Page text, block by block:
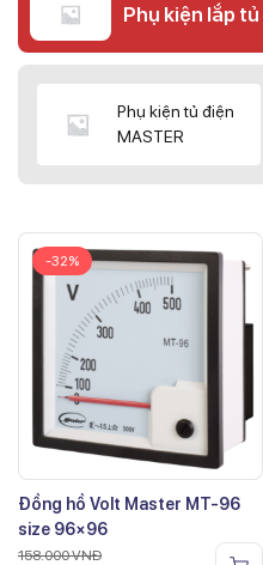
Phụ kiện lắp
Phụ kiện tủ điện
MASTER
-32%
Đồng hồ Volt Master MT-96
size 96×96
158.000VNĐ